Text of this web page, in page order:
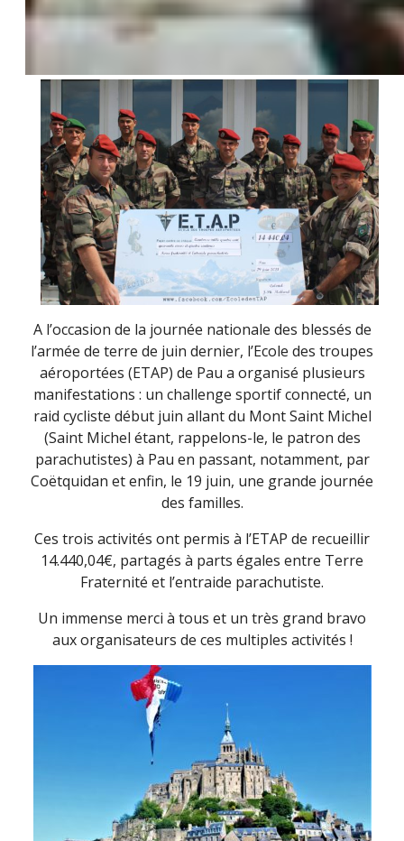
A l’occasion de la journée nationale des blessés de
l’armée de terre de juin dernier, l’Ecole des troupes
aéroportées (ETAP) de Pau a organisé plusieurs
manifestations : un challenge sportif connecté, un
raid cycliste début juin allant du Mont Saint Michel
(Saint Michel étant, rappelons-le, le patron des
parachutistes) à Pau en passant, notamment, par
Coëtquidan et enfin, le 19 juin, une grande journée
des familles.
Ces trois activités ont permis à l’ETAP de recueillir
14.440,04€, partagés à parts égales entre Terre
Fraternité et l’entraide parachutiste.
Un immense merci à tous et un très grand bravo
aux organisateurs de ces multiples activités !